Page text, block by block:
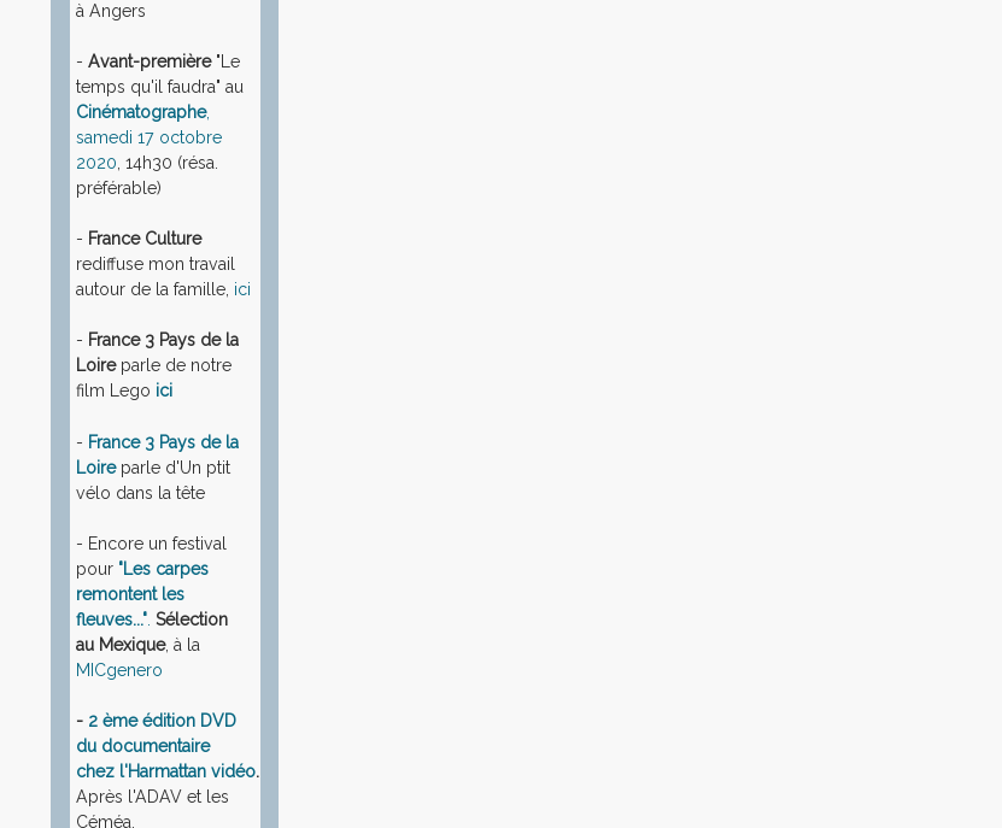
à Angers
- Avant-première"Le
temps qu'il faudra" au
Cinématographe,
samedi 17 octobre
2020, 14h30 (résa.
préférable)
- France Culture
rediffuse mon travail
autour de la famille, ici
- France 3 Pays de la
Loireparle de notre
film Lego ici
- France 3 Pays de la
Loireparle d'Un ptit
vélo dans la tête
- Encore un festival
pour "Les carpes
remontent les
fleuves...". Sélection
au Mexique, à la
MICgenero
- 2 ème édition DVD
du documentaire
chez l'Harmattan vidéo.
Après l'ADAV et les
Céméa.